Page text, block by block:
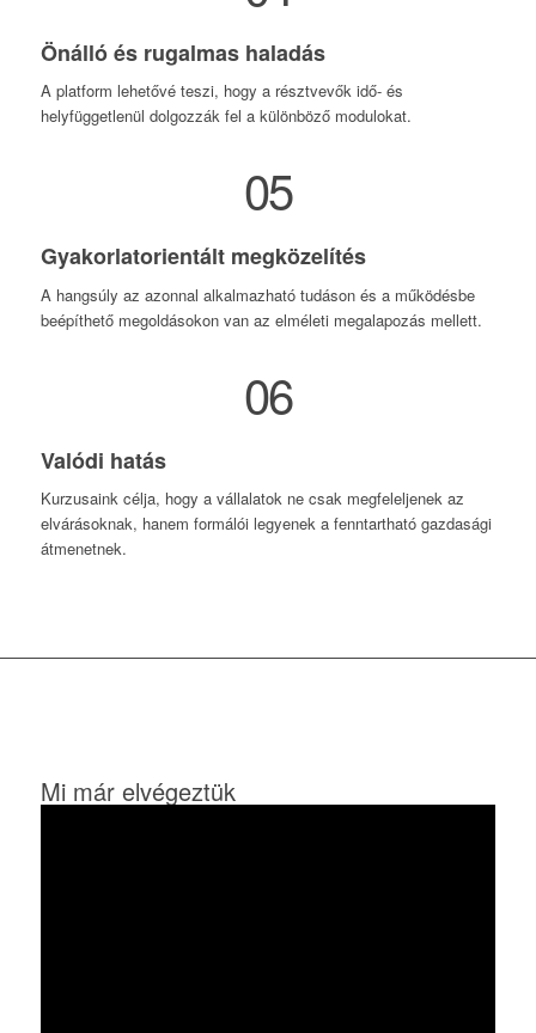
Önálló és rugalmas haladás
A platform lehetővé teszi, hogy a résztvevők idő- és
helyfüggetlenül dolgozzák fel a különböző modulokat.
05
Gyakorlatorientált megközelítés
A hangsúly az azonnal alkalmazható tudáson és a működésbe
beépíthető megoldásokon van az elméleti megalapozás mellett.
06
Valódi hatás
Kurzusaink célja, hogy a vállalatok ne csak megfeleljenek az
elvárásoknak, hanem formálói legyenek a fenntartható gazdasági
átmenetnek.
Mi már elvégeztük